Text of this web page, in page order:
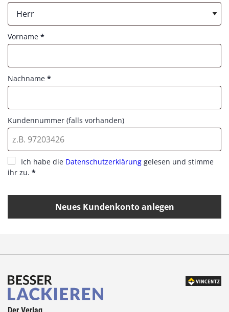
r
d
Herr
Vorname *
Nachname *
Kundennummer (falls vorhanden)
Ich habe die Datenschutzerklärung gelesen und stimme
ihr zu. *
Neues Kundenkonto anlegen